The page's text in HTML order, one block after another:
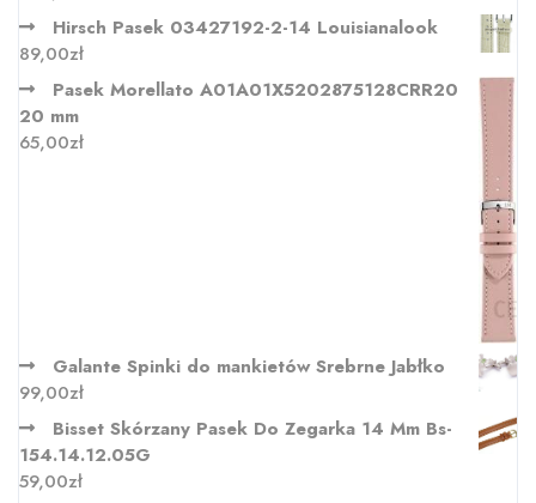
Hirsch Pasek 03427192-2-14 Louisianalook
89,00zł
Pasek Morellato A01A01X5202875128CRR20
20 mm
65,00zł
Galante Spinki do mankietów Srebrne Jabłko
99,00zł
Bisset Skórzany Pasek Do Zegarka 14 Mm Bs-
154.14.12.05G
59,00zł